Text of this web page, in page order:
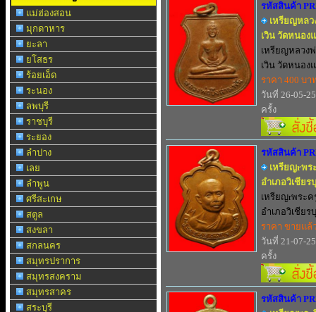
แม่ฮ่องสอน
มุกดาหาร
ยะลา
ยโสธร
ร้อยเอ็ด
ระนอง
ลพบุรี
ราชบุรี
ระยอง
ลำปาง
เลย
ลำพูน
ศรีสะเกษ
สตูล
สงขลา
สกลนคร
สมุทรปราการ
สมุทรสงคราม
สมุทรสาคร
สระบุรี
รหัสสินค้า
เหรียญหล
เวิน วัดหนอง
เหรียญหลวง
เวิน วัดหนองแ
ราคา 400 บา
วันที่ 26-05-
ครั้ง
รหัสสินค้า
เหรียญrพร
อำเภอวิเชีย
เหรียญrพระ
อำเภอวิเชียร
ราคา ขายแล้
วันที่ 21-07-
ครั้ง
รหัสสินค้า